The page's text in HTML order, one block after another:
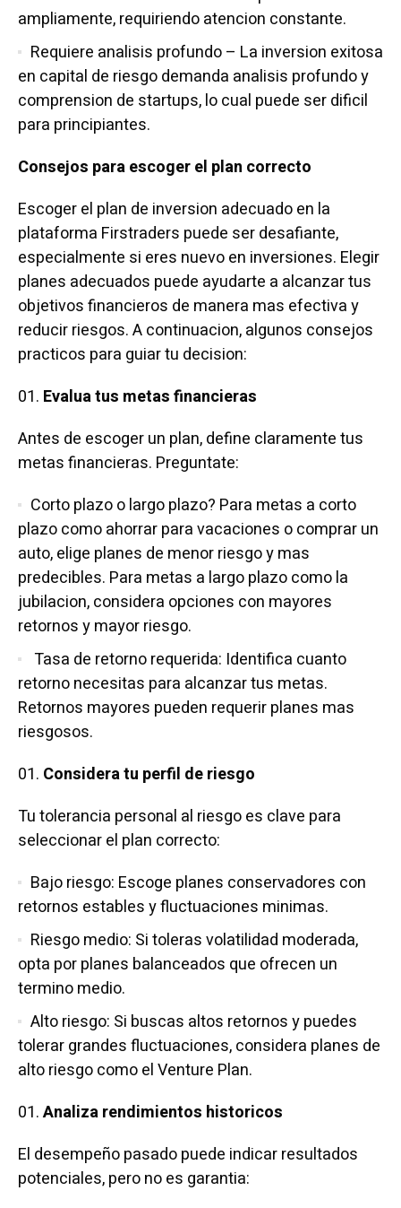
ampliamente, requiriendo atencion constante.
Requiere analisis profundo – La inversion exitosa
en capital de riesgo demanda analisis profundo y
comprension de startups, lo cual puede ser dificil
para principiantes.
Consejos para escoger el plan correcto
Escoger el plan de inversion adecuado en la
plataforma Firstraders puede ser desafiante,
especialmente si eres nuevo en inversiones. Elegir
planes adecuados puede ayudarte a alcanzar tus
objetivos financieros de manera mas efectiva y
reducir riesgos. A continuacion, algunos consejos
practicos para guiar tu decision:
Evalua tus metas financieras
Antes de escoger un plan, define claramente tus
metas financieras. Preguntate:
Corto plazo o largo plazo? Para metas a corto
plazo como ahorrar para vacaciones o comprar un
auto, elige planes de menor riesgo y mas
predecibles. Para metas a largo plazo como la
jubilacion, considera opciones con mayores
retornos y mayor riesgo.
Tasa de retorno requerida: Identifica cuanto
retorno necesitas para alcanzar tus metas.
Retornos mayores pueden requerir planes mas
riesgosos.
Considera tu perfil de riesgo
Tu tolerancia personal al riesgo es clave para
seleccionar el plan correcto:
Bajo riesgo: Escoge planes conservadores con
retornos estables y fluctuaciones minimas.
Riesgo medio: Si toleras volatilidad moderada,
opta por planes balanceados que ofrecen un
termino medio.
Alto riesgo: Si buscas altos retornos y puedes
tolerar grandes fluctuaciones, considera planes de
alto riesgo como el Venture Plan.
Analiza rendimientos historicos
El desempeño pasado puede indicar resultados
potenciales, pero no es garantia: